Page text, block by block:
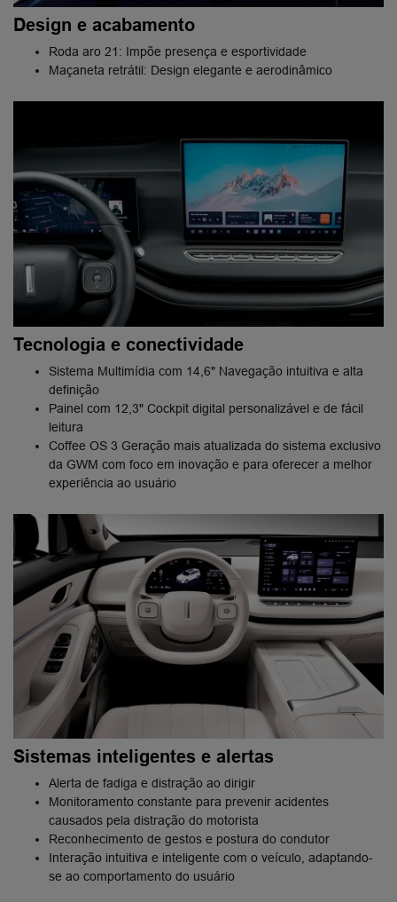
Design e acabamento
Roda aro 21: Impõe presença e esportividade
Maçaneta retrátil: Design elegante e aerodinâmico
Tecnologia e conectividade
Sistema Multimídia com 14,6" Navegação intuitiva e alta
definição
Painel com 12,3" Cockpit digital personalizável e de fácil
leitura
Coffee OS 3 Geração mais atualizada do sistema exclusivo
da GWM com foco em inovação e para oferecer a melhor
experiência ao usuário
Sistemas inteligentes e alertas
Alerta de fadiga e distração ao dirigir
Monitoramento constante para prevenir acidentes
causados pela distração do motorista
Reconhecimento de gestos e postura do condutor
Interação intuitiva e inteligente com o veículo, adaptando-
se ao comportamento do usuário